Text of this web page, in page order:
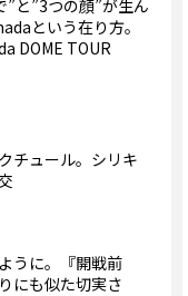
”と”3つの顔”が生ん
という在り方。
DOME TOUR
チュール。シリキ
うに。『開戦前
にも似た切実さ